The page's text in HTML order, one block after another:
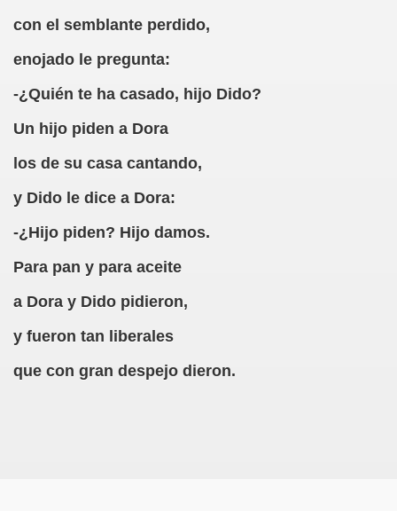
con el semblante perdido,
enojado le pregunta:
-¿Quién te ha casado, hijo Dido?
Un hijo piden a Dora
los de su casa cantando,
y Dido le dice a Dora:
-¿Hijo piden? Hijo damos.
Para pan y para aceite
a Dora y Dido pidieron,
y fueron tan liberales
que con gran despejo dieron.
Blanco)
Boccaccio, El Decamerón)
Siglo XVII, Anónimo)
de Favara (Josep Bernat i Baldoví, en valencià)